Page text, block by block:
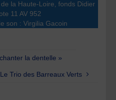
la Haute-Loire, fonds Didier
11 AV 952
son : Virgilia Gacoin
la dentelle »
Le Trio des Barreaux Verts